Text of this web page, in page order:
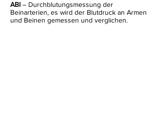
ABI – Durchblutungsmessung der
Beinarterien, es wird der Blutdruck an Armen
und Beinen gemessen und verglichen.